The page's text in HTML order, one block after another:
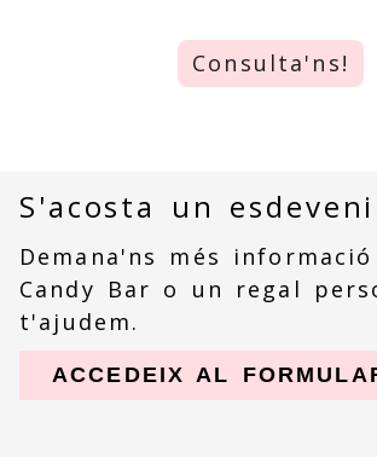
Consulta'ns!
S'acosta un
Demana'ns més
Candy Bar o un regal
t'ajudem.
ACCEDEIX AL